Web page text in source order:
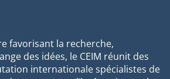
favorisant la recherche,
des idées, le CEIM réunit des
internationale spécialistes de